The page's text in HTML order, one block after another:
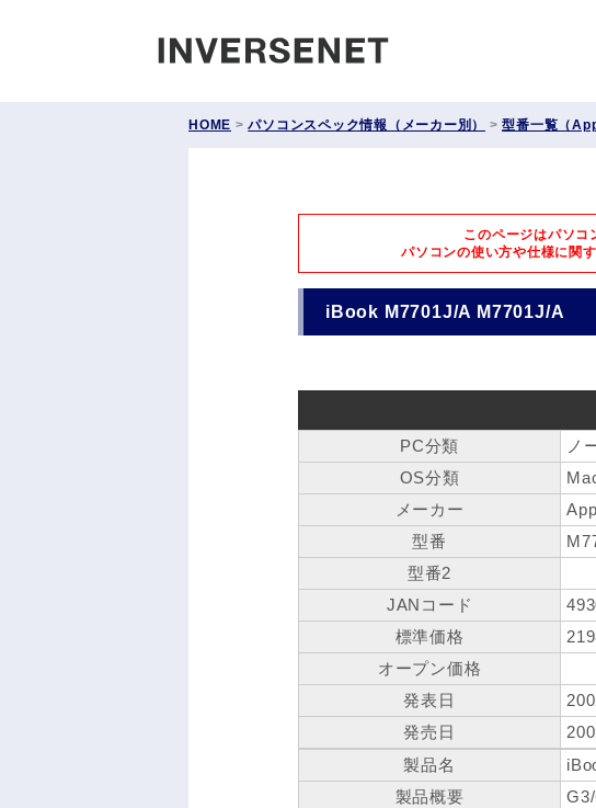
HOME >パソコンスペック情報（メーカー別） >型番一覧（
このページはパソコ
パソコンの使い方や仕様に関
iBook M7701J/A M7701J/A
PC分類
ノ
OS分類
メーカー
型番
型番2
JANコード
標準価格
オープン価格
発表日
発売日
製品名
製品概要